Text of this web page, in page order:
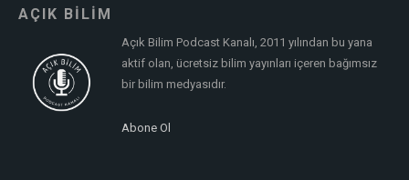
AÇIK BİLİM
Açık Bilim Podcast Kanalı, 2011 yılından bu yana
aktif olan, ücretsiz bilim yayınları içeren bağımsız
bir bilim medyasıdır.
Abone Ol